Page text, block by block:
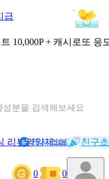
급
10,000P + 캐시로또 응
성분을 검색해보세요
리뷰영양제NEW기록
캐시리뷰 친구
0 0